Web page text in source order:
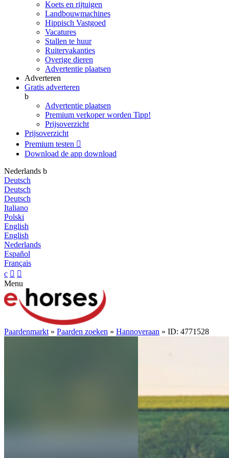
Koets en rijtuigen
Landbouwmachines
Hippisch Vastgoed
Vacatures
Stallen te huur
Ruitervakanties
Overige dieren
Advertentie plaatsen
Adverteren
Gratis adverteren
b
Advertentie plaatsen
Premium verkoper worden Tipp!
Prijsoverzicht
Prijsoverzicht
Premium testen 
Download de app download
Nederlands b
Deutsch
Deutsch
Deutsch
Italiano
Polski
English
English
Nederlands
Español
Français
c  
Menu
Paardenmarkt » Paarden zoeken » Hannoveraan » ID: 4771528